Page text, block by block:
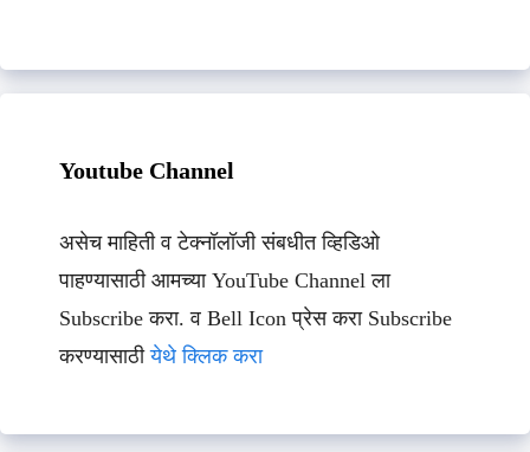
Youtube Channel
असेच माहिती व टेक्नॉलॉजी संबधीत व्हिडिओ
पाहण्यासाठी आमच्या YouTube Channel ला
Subscribe करा. व Bell Icon प्रेस करा Subscribe
करण्यासाठीयेथे क्लिक करा